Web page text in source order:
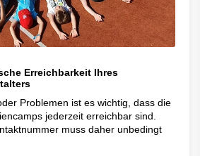
Erreichbarkeit Ihres
Problemen ist es wichtig, dass die
jederzeit erreichbar sind.
muss daher unbedingt